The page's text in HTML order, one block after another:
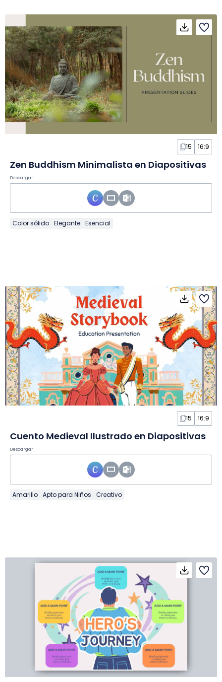
15 16:9
Zen Buddhism Minimalista en Diapositivas
Descargar
Color sólido Elegante Esencial
15 16:9
Cuento Medieval Ilustrado en Diapositivas
Descargar
Amarillo Apto para Niños Creativo